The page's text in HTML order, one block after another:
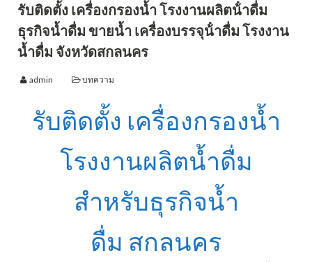
รับติดตั้ง เครื่องกรองน้ำ โรงงานผลิตน้ําดื่ม
ธุรกิจน้ำดื่ม ขายน้ำ เครื่องบรรจุน้ําดื่ม โรงงาน
น้ำดื่ม จังหวัดสกลนคร
admin บทความ
รับติดตั้ง เครื่องกรองน้ำ
โรงงานผลิตน้ำดื่ม
สำหรับธุรกิจน้ำ
ดื่ม สกลนคร